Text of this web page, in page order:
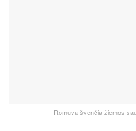
Romuva švenčia žiemos